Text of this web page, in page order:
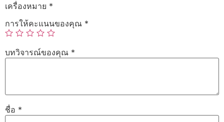
เครื่องหมาย *
การให้คะแนนของคุณ *
บทวิจารณ์ของคุณ *
ชื่อ *